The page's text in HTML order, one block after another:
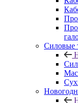
Силовые